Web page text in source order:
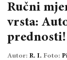
Ručni
vrsta:
prednosti!
Autor: R. I. Foto: